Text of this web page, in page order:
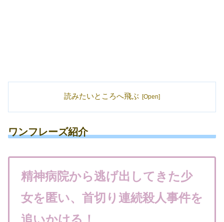
読みたいところへ飛ぶ
ワンフレーズ紹介
精神病院から逃げ出してきた少
女を匿い、首切り連続殺人事件を
追いかける！